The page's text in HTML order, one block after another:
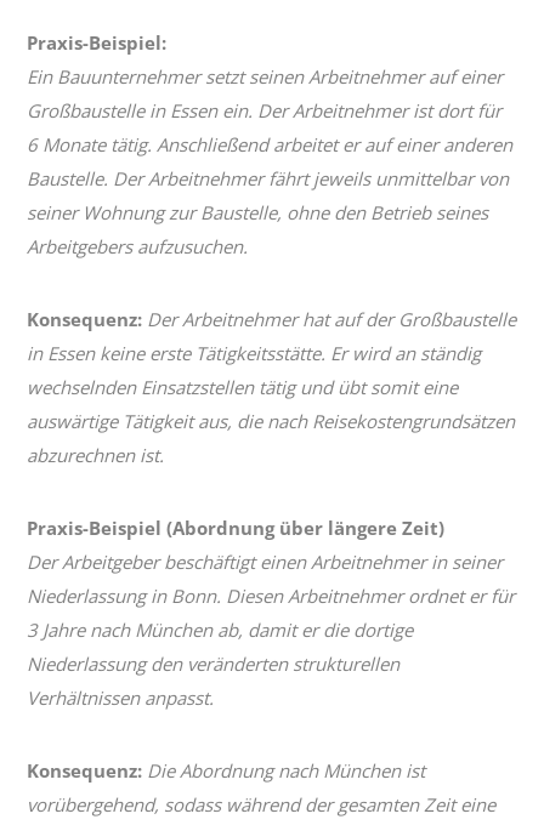
Praxis-Beispiel:
Ein Bauunternehmer setzt seinen Arbeitnehmer auf einer
Großbaustelle in Essen ein. Der Arbeitnehmer ist dort für
6 Monate tätig. Anschließend arbeitet er auf einer anderen
Baustelle. Der Arbeitnehmer fährt jeweils unmittelbar von
seiner Wohnung zur Baustelle, ohne den Betrieb seines
Arbeitgebers aufzusuchen.
Konsequenz: Der Arbeitnehmer hat auf der Großbaustelle
in Essen keine erste Tätigkeitsstätte. Er wird an ständig
wechselnden Einsatzstellen tätig und übt somit eine
auswärtige Tätigkeit aus, die nach Reisekostengrundsätzen
abzurechnen ist.
Praxis-Beispiel (Abordnung über längere Zeit)
Der Arbeitgeber beschäftigt einen Arbeitnehmer in seiner
Niederlassung in Bonn. Diesen Arbeitnehmer ordnet er für
3 Jahre nach München ab, damit er die dortige
Niederlassung den veränderten strukturellen
Verhältnissen anpasst.
Konsequenz: Die Abordnung nach München ist
vorübergehend, sodass während der gesamten Zeit eine